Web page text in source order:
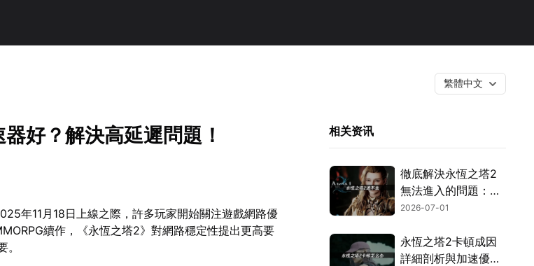
繁體中文
好？解決高延遲問題！
年11月18日上線之際，許多玩家開始關注遊戲網路優
續作，《永恆之塔2》對網路穩定性提出更高要
相关资讯
徹底解決永恆之塔2
無法進入的問題：繞
過網路封鎖與驗證機
2026-07-01
永恆之塔2卡頓成因
詳細剖析與加速優化